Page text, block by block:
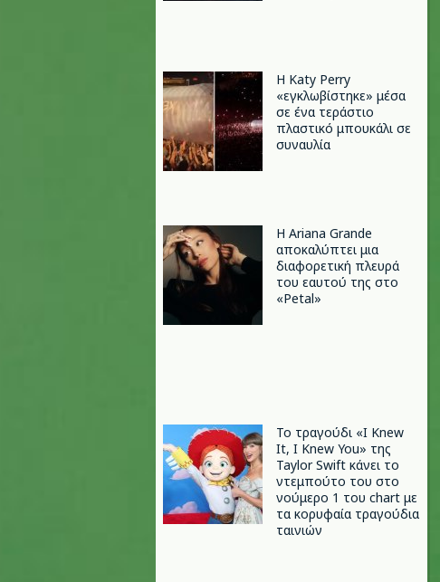
H Katy Perry
«εγκλωβίστηκε» μέσα
σε ένα τεράστιο
πλαστικό μπουκάλι σε
συναυλία
Η Ariana Grande
αποκαλύπτει μια
διαφορετική πλευρά
του εαυτού της στο
«Petal»
Το τραγούδι «I Knew
It, I Knew You» της
Taylor Swift κάνει το
ντεμπούτο του στο
νούμερο 1 του chart με
τα κορυφαία τραγούδια
ταινιών